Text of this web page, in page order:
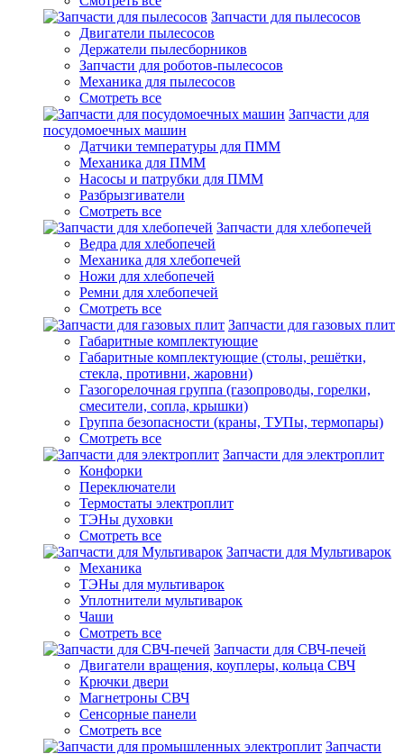
Запчасти для пылесосов
Двигатели пылесосов
Держатели пылесборников
Запчасти для роботов-пылесосов
Механика для пылесосов
Смотреть все
Запчасти для
посудомоечных машин
Датчики температуры для ПММ
Механика для ПММ
Насосы и патрубки для ПММ
Разбрызгиватели
Смотреть все
Запчасти для хлебопечей
Ведра для хлебопечей
Механика для хлебопечей
Ножи для хлебопечей
Ремни для хлебопечей
Смотреть все
Запчасти для газовых плит
Габаритные комплектующие
Габаритные комплектующие (столы, решётки,
стекла, противни, жаровни)
Газогорелочная группа (газопроводы, горелки,
смесители, сопла, крышки)
Группа безопасности (краны, ТУПы, термопары)
Смотреть все
Запчасти для электроплит
Конфорки
Переключатели
Термостаты электроплит
ТЭНы духовки
Смотреть все
Запчасти для Мультиварок
Механика
ТЭНы для мультиварок
Уплотнители мультиварок
Чаши
Смотреть все
Запчасти для СВЧ-печей
Двигатели вращения, коуплеры, кольца СВЧ
Крючки двери
Магнетроны СВЧ
Сенсорные панели
Смотреть все
Запчасти